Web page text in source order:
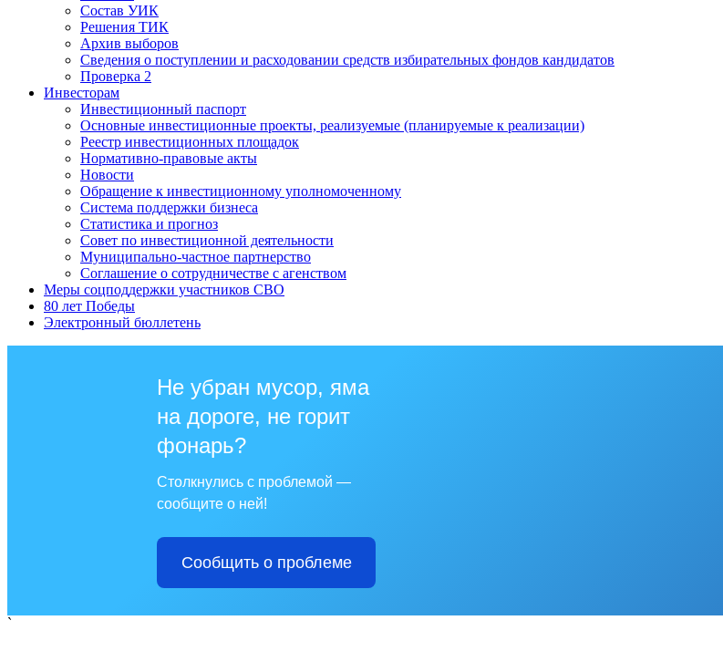
Состав УИК
Решения ТИК
Архив выборов
Сведения о поступлении и расходовании средств избирательных фондов кандидатов
Проверка 2
Инвесторам
Инвестиционный паспорт
Основные инвестиционные проекты, реализуемые (планируемые к реализации)
Реестр инвестиционных площадок
Нормативно-правовые акты
Новости
Обращение к инвестиционному уполномоченному
Система поддержки бизнеса
Статистика и прогноз
Совет по инвестиционной деятельности
Муниципально-частное партнерство
Соглашение о сотрудничестве с агенством
Меры соцподдержки участников СВО
80 лет Победы
Электронный бюллетень
Не убран мусор, яма
на дороге, не горит
фонарь?
Столкнулись с проблемой —
сообщите о ней!
Сообщить о проблеме
`